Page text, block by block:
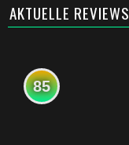
AKTUELLE REVIEWS
85